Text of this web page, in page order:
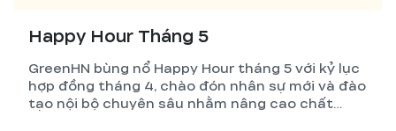
Happy Hour Tháng 5
GreenHN bùng nổ Happy Hour tháng 5 với kỷ lục
hợp đồng tháng 4, chào đón nhân sự mới và đào
tạo nội bộ chuyên sâu nhằm nâng cao chất